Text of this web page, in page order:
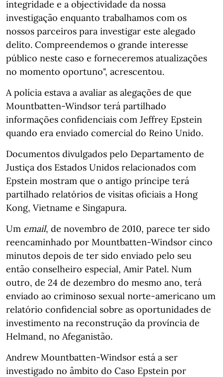
integridade e a objectividade da nossa
investigação enquanto trabalhamos com os
nossos parceiros para investigar este alegado
delito. Compreendemos o grande interesse
público neste caso e forneceremos atualizações
no momento oportuno", acrescentou.
A polícia estava a avaliar as alegações de que
Mountbatten-Windsor terá partilhado
informações confidenciais com Jeffrey Epstein
quando era enviado comercial do Reino Unido.
Documentos divulgados pelo Departamento de
Justiça dos Estados Unidos relacionados com
Epstein mostram que o antigo príncipe terá
partilhado relatórios de visitas oficiais a Hong
Kong, Vietname e Singapura.
Um email, de novembro de 2010, parece ter sido
reencaminhado por Mountbatten-Windsor cinco
minutos depois de ter sido enviado pelo seu
então conselheiro especial, Amir Patel. Num
outro, de 24 de dezembro do mesmo ano, terá
enviado ao criminoso sexual norte-americano um
relatório confidencial sobre as oportunidades de
investimento na reconstrução da província de
Helmand, no Afeganistão.
Andrew Mountbatten-Windsor está a ser
investigado no âmbito do Caso Epstein por